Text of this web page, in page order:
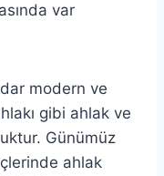
var
modern ve
gibi ahlak ve
Günümüz
ahlak